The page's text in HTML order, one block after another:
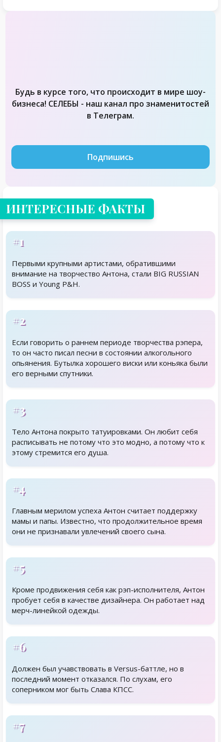
Будь в курсе того, что происходит в мире шоу-
бизнеса! СЕЛЕБЫ - наш канал про знаменитостей
в Телеграм.
Подпишись
ИНТЕРЕСНЫЕ ФАКТЫ
#1
Первыми крупными артистами, обратившими
внимание на творчество Антона, стали BIG RUSSIAN
BOSS и Young P&H.
#2
Если говорить о раннем периоде творчества рэпера,
то он часто писал песни в состоянии алкогольного
опьянения. Бутылка хорошего виски или коньяка были
его верными спутники.
#3
Тело Антона покрыто татуировками. Он любит себя
расписывать не потому что это модно, а потому что к
этому стремится его душа.
#4
Главным мерилом успеха Антон считает поддержку
мамы и папы. Известно, что продолжительное время
они не признавали увлечений своего сына.
#5
Кроме продвижения себя как рэп-исполнителя, Антон
пробует себя в качестве дизайнера. Он работает над
мерч-линейкой одежды.
#6
Должен был учавствовать в Versus-баттле, но в
последний момент отказался. По слухам, его
соперником мог быть Слава КПСС.
#7